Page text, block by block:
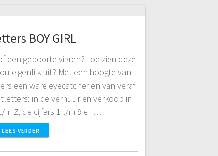
BOY GIRL
een geboorte vieren?Hoe zien deze
eigenlijk uit? Met een hoogte van
een ware eyecatcher en van veraf
in de verhuur en verkoop in
m Z, de cijfers 1 t/m 9 en…
LEES VERDER